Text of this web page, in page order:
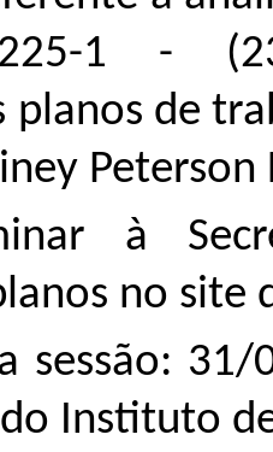
1 - (
planos de
à
no site
sessão:
Instituto